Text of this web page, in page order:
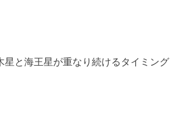
と海王星が重なり続けるタイミング